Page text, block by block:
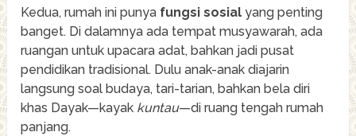
Kedua, rumah ini punya fungsi sosial yang penting
banget. Di dalamnya ada tempat musyawarah, ada
ruangan untuk upacara adat, bahkan jadi pusat
pendidikan tradisional. Dulu anak-anak diajarin
langsung soal budaya, tari-tarian, bahkan bela diri
khas Dayak—kayak kuntau—di ruang tengah rumah
panjang.